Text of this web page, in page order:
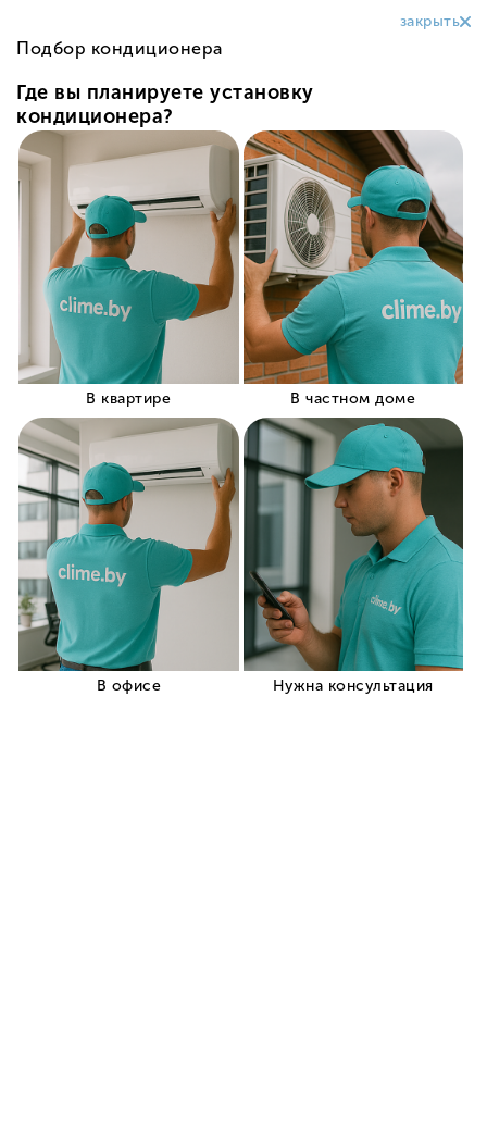
Магазин
кондиционеров
в Светлогорске
У нас вы можете недорого купить кондиционер в
Светлогорске с установкой и официальной гарантией
от производителя!
Заказать консультацию